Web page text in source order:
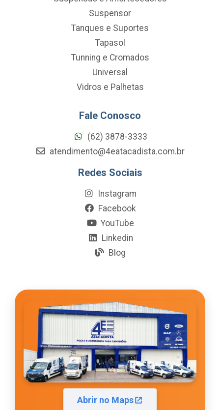
Suspensor
Tanques e Suportes
Tapasol
Tunning e Cromados
Universal
Vidros e Palhetas
Fale Conosco
(62) 3878-3333
atendimento@4eatacadista.com.br
Redes Sociais
Instagram
Facebook
YouTube
Linkedin
Blog
Abrir no Maps